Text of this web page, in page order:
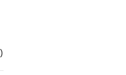
)